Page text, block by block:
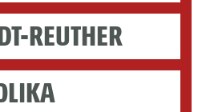
REUTHER